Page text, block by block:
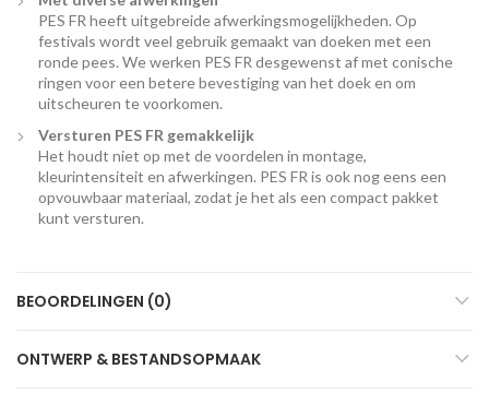
PES FR heeft uitgebreide afwerkingsmogelijkheden. Op
festivals wordt veel gebruik gemaakt van doeken met een
ronde pees. We werken PES FR desgewenst af met conische
ringen voor een betere bevestiging van het doek en om
uitscheuren te voorkomen.
Versturen PES FR gemakkelijk
Het houdt niet op met de voordelen in montage,
kleurintensiteit en afwerkingen. PES FR is ook nog eens een
opvouwbaar materiaal, zodat je het als een compact pakket
kunt versturen.
BEOORDELINGEN (0)
ONTWERP & BESTANDSOPMAAK